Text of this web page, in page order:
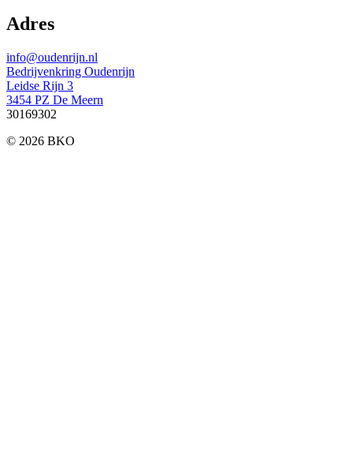
Adres
info@oudenrijn.nl
Bedrijvenkring Oudenrijn
Leidse Rijn 3
3454 PZ De Meern
30169302
© 2026 BKO